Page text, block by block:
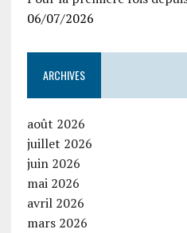
06/07/2026
ARCHIVES
août 2026
juillet 2026
juin 2026
mai 2026
avril 2026
mars 2026